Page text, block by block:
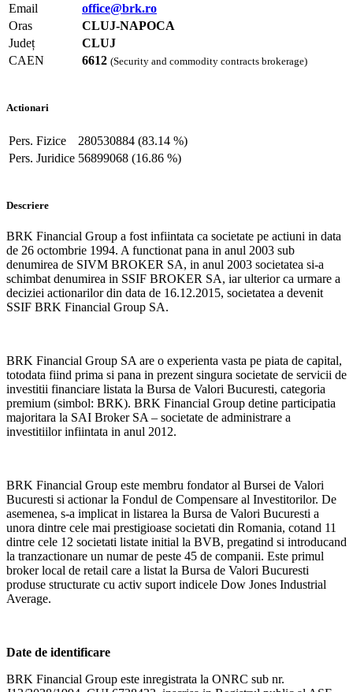
Email
office@brk.ro
Oras
CLUJ-NAPOCA
Județ
CLUJ
CAEN
6612 (Security and commodity contracts brokerage)
Actionari
Pers. Fizice
280530884 (83.14 %)
Pers. Juridice 56899068 (16.86 %)
Descriere
BRK Financial Group a fost infiintata ca societate pe actiuni in data
de 26 octombrie 1994. A functionat pana in anul 2003 sub
denumirea de SIVM BROKER SA, in anul 2003 societatea si-a
schimbat denumirea in SSIF BROKER SA, iar ulterior ca urmare a
deciziei actionarilor din data de 16.12.2015, societatea a devenit
SSIF BRK Financial Group SA.
BRK Financial Group SA are o experienta vasta pe piata de capital,
totodata fiind prima si pana in prezent singura societate de servicii de
investitii financiare listata la Bursa de Valori Bucuresti, categoria
premium (simbol: BRK). BRK Financial Group detine participatia
majoritara la SAI Broker SA – societate de administrare a
investitiilor infiintata in anul 2012.
BRK Financial Group este membru fondator al Bursei de Valori
Bucuresti si actionar la Fondul de Compensare al Investitorilor. De
asemenea, s-a implicat in listarea la Bursa de Valori Bucuresti a
unora dintre cele mai prestigioase societati din Romania, cotand 11
dintre cele 12 societati listate initial la BVB, pregatind si introducand
la tranzactionare un numar de peste 45 de companii. Este primul
broker local de retail care a listat la Bursa de Valori Bucuresti
produse structurate cu activ suport indicele Dow Jones Industrial
Average.
Date de identificare
BRK Financial Group este inregistrata la ONRC sub nr.